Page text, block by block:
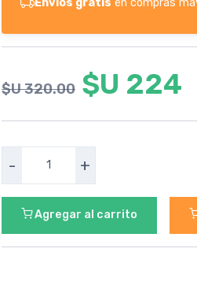
Envíos gratis en compras
$U 320.00 $U 224
- +
Agregar al carrito